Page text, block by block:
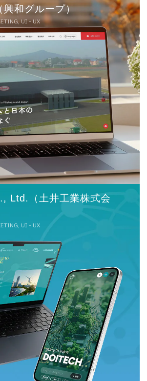
興和グループ）
UI - UX
Ltd.（土井工業株式会
UI - UX